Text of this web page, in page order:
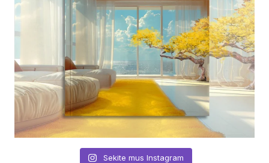
Sekite mus Instagram